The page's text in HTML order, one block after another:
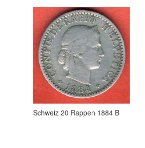
Schweiz 20 Rappen 1884 B